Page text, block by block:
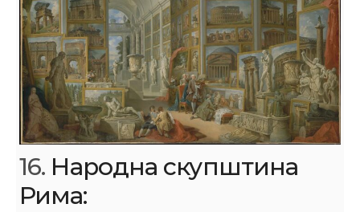
16. Народна скупштина
Рима: